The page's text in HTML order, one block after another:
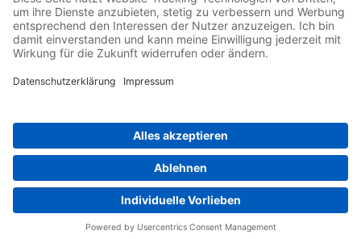
Follow us on...
Home
Whistleblowing
Yaskawa Europe GmbH